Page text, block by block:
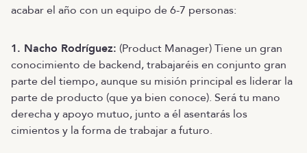
acabar el año con un equipo de 6-7 personas:
1. Nacho Rodríguez: (Product Manager) Tiene un gran
conocimiento de backend, trabajaréis en conjunto gran
parte del tiempo, aunque su misión principal es liderar la
parte de producto (que ya bien conoce). Será tu mano
derecha y apoyo mutuo, junto a él asentarás los
cimientos y la forma de trabajar a futuro.